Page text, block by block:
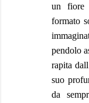
un fiore
formato
pendolo
rapita
suo
da